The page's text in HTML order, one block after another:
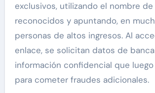
exclusivos, utilizando el nombre
reconocidos y apuntando, en
personas de altos ingresos. Al
enlace, se solicitan datos de
información confidencial que
para cometer fraudes adicionales.